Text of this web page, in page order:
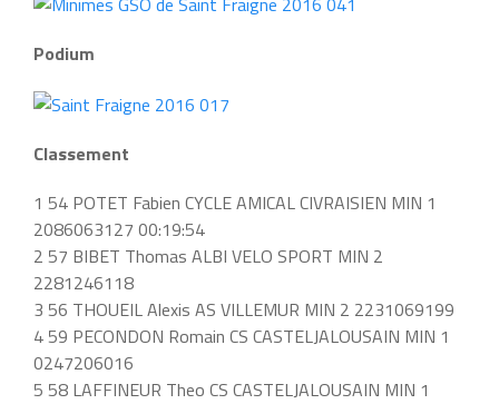
Podium
Classement
1 54 POTET Fabien CYCLE AMICAL CIVRAISIEN MIN 1
2086063127 00:19:54
2 57 BIBET Thomas ALBI VELO SPORT MIN 2
2281246118
3 56 THOUEIL Alexis AS VILLEMUR MIN 2 2231069199
4 59 PECONDON Romain CS CASTELJALOUSAIN MIN 1
0247206016
5 58 LAFFINEUR Theo CS CASTELJALOUSAIN MIN 1